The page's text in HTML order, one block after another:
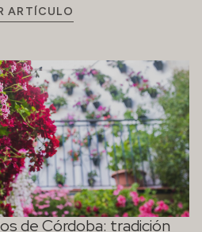
ARTÍCULO
de Córdoba: tradición
y convivencia
de los Patios Cordobeses
espectáculo de color, aroma y
ARTÍCULO